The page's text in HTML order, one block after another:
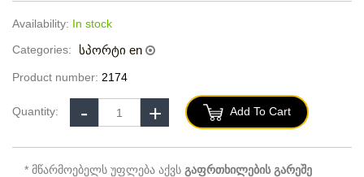
Availability: In stock
Categories:
სპორტი en
Product number: 2174
Quantity: Add To Cart
* მწარმოებელს უფლება აქვს გაფრთხილების გარეშე